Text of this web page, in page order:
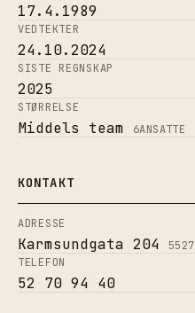
17.4.1989
VEDTEKTER
24.10.2024
SISTE REGNSKAP
2025
STØRRELSE
Middels team 6ANSATTE
KONTAKT
ADRESSE
Karmsundgata 204 5527
TELEFON
52 70 94 40